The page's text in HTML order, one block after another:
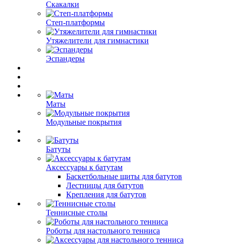
Скакалки
Степ-платформы
Утяжелители для гимнастики
Эспандеры
Маты
Модульные покрытия
Батуты
Аксессуары к батутам
Баскетбольные щиты для батутов
Лестницы для батутов
Крепления для батутов
Теннисные столы
Роботы для настольного тенниса